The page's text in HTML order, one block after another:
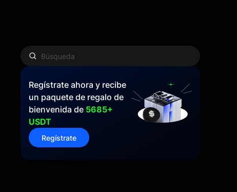
Regístrate ahora y recibe
un paquete de regalo de
bienvenida de 5685+
USDT
Regístrate